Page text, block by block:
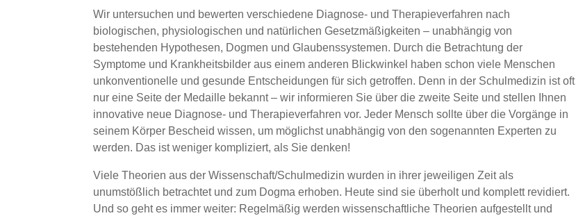
Wir untersuchen und bewerten verschiedene Diagnose- und Therapieverfahren nach
biologischen, physiologischen und natürlichen Gesetzmäßigkeiten – unabhängig von
bestehenden Hypothesen, Dogmen und Glaubenssystemen. Durch die Betrachtung der
Symptome und Krankheitsbilder aus einem anderen Blickwinkel haben schon viele Menschen
unkonventionelle und gesunde Entscheidungen für sich getroffen. Denn in der Schulmedizin ist oft
nur eine Seite der Medaille bekannt – wir informieren Sie über die zweite Seite und stellen Ihnen
innovative neue Diagnose- und Therapieverfahren vor. Jeder Mensch sollte über die Vorgänge in
seinem Körper Bescheid wissen, um möglichst unabhängig von den sogenannten Experten zu
werden. Das ist weniger kompliziert, als Sie denken!
Viele Theorien aus der Wissenschaft/Schulmedizin wurden in ihrer jeweiligen Zeit als
unumstößlich betrachtet und zum Dogma erhoben. Heute sind sie überholt und komplett revidiert.
Und so geht es immer weiter: Regelmäßig werden wissenschaftliche Theorien aufgestellt und